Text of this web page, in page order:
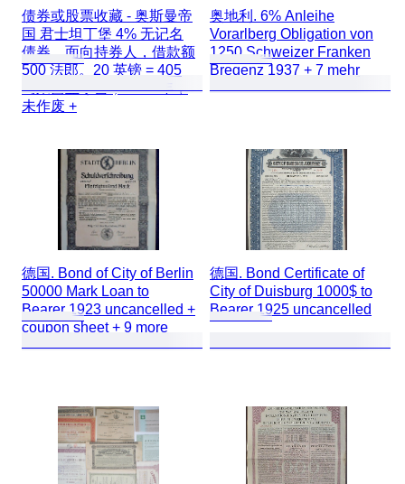
债券或股票收藏 - 奥斯曼帝
国 君士坦丁堡 4% 无记名
债券，面向持券人，借款额
500 法郎。20 英镑 = 405
马来西亚令吉；1903 年，
未作废 +
奥地利. 6% Anleihe
Vorarlberg Obligation von
1250 Schweizer Franken
Bregenz 1937 + 7 mehr
德国. Bond of City of Berlin
50000 Mark Loan to
Bearer 1923 uncancelled +
coupon sheet + 9 more
德国. Bond Certificate of
City of Duisburg 1000$ to
Bearer 1925 uncancelled